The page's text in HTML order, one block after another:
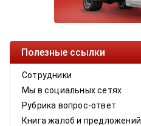
Полезные ссылки
Сотрудники
Мы в социальных сетях
Рубрика вопрос-ответ
Книга жалоб и предложений